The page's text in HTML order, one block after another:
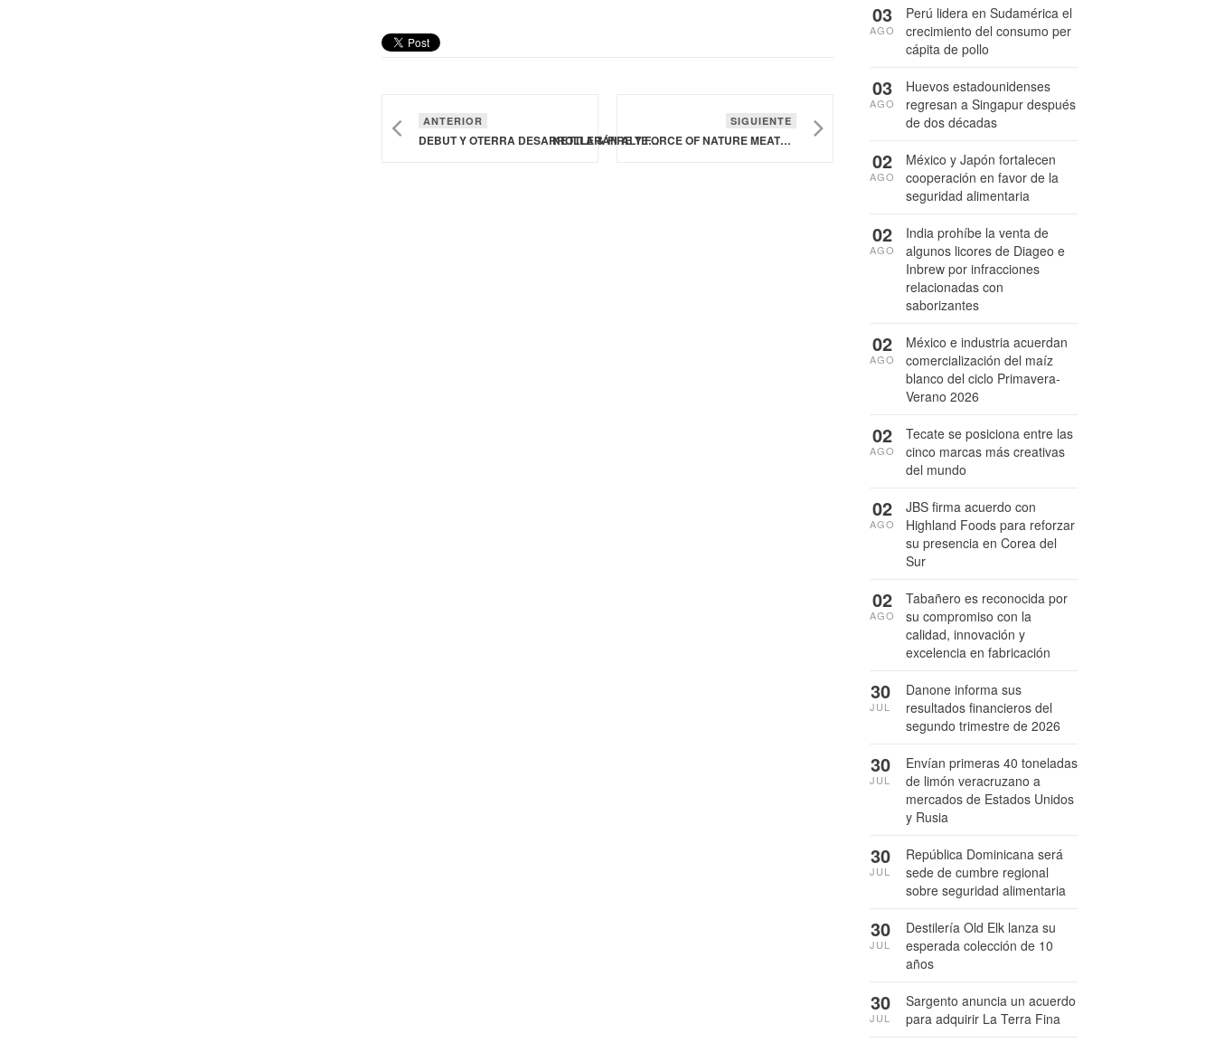
ANTERIOR
DEBUT Y OTERRA DESARROLLARÁN ALTERNATIVA BIOTECNOLÓGICA AL ROJO 40 PARA ALIMENTOS Y BEBIDAS
SIGUIENTE
KETTLE & FIRE Y FORCE OF NATURE MEATS LANZAN EL PRIMER CALDO DE HUESOS DE BISONTE
Perú lidera en Sudamérica el
crecimiento del consumo per
cápita de pollo
03
AGO
Huevos estadounidenses
regresan a Singapur después
de dos décadas
03
AGO
México y Japón fortalecen
cooperación en favor de la
seguridad alimentaria
02
AGO
India prohíbe la venta de
algunos licores de Diageo e
Inbrew por infracciones
relacionadas con
saborizantes
02
AGO
México e industria acuerdan
comercialización del maíz
blanco del ciclo Primavera-
Verano 2026
02
AGO
Tecate se posiciona entre las
cinco marcas más creativas
del mundo
02
AGO
JBS firma acuerdo con
Highland Foods para reforzar
su presencia en Corea del
Sur
02
AGO
Tabañero es reconocida por
su compromiso con la
calidad, innovación y
excelencia en fabricación
02
AGO
Danone informa sus
resultados financieros del
segundo trimestre de 2026
30
JUL
Envían primeras 40 toneladas
de limón veracruzano a
mercados de Estados Unidos
y Rusia
30
JUL
República Dominicana será
sede de cumbre regional
sobre seguridad alimentaria
30
JUL
Destilería Old Elk lanza su
esperada colección de 10
años
30
JUL
Sargento anuncia un acuerdo
para adquirir La Terra Fina
30
JUL